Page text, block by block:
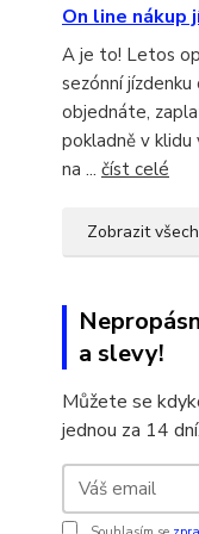
On line nákup
A je to! Letos
sezónní jízdenku
objednáte,
pokladně v
na ... číst celé
Zobrazit
a slevy!
Můžete se
jednou za 14 dní.